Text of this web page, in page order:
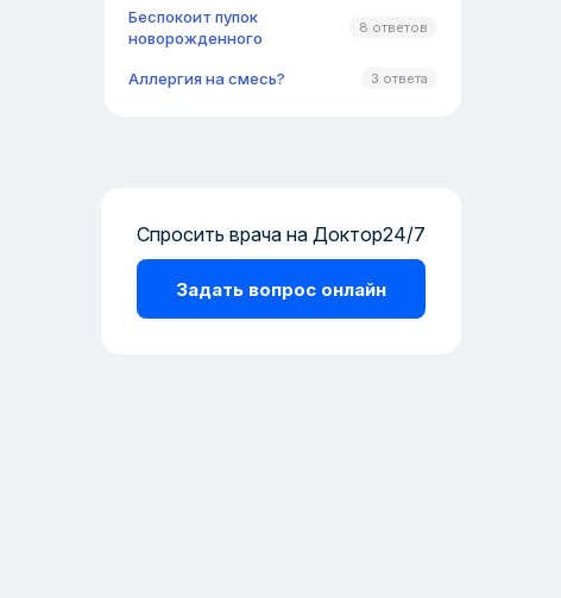
Беспокоит пупок
новорожденного
8 ответов
Аллергия на смесь? 3 ответа
Спросить врача на Доктор24/7
Задать вопрос онлайн